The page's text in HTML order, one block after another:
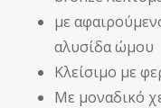
με
αλυσίδα ώμου
Κλείσιμο με
Με μοναδικό